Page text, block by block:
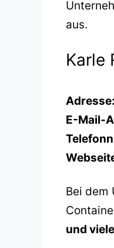
aus.
Karle
Adresse:
E-Mail-
Bei dem
und